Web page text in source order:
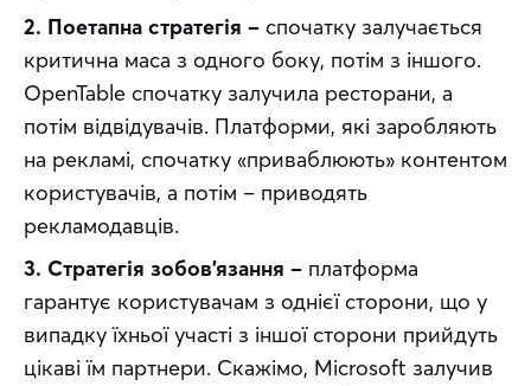
2. Поетапна стратегія – спочатку залучається
критична маса з одного боку, потім з іншого.
OpenTable спочатку залучила ресторани, а
потім відвідувачів. Платформи, які заробляють
на рекламі, спочатку «приваблюють» контентом
користувачів, а потім – приводять
рекламодавців.
3. Стратегія зобов’язання – платформа
гарантує користувачам з однієї сторони, що у
випадку їхньої участі з іншої сторони прийдуть
цікаві їм партнери. Скажімо, Microsoft залучив